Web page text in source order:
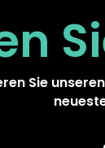
Sie